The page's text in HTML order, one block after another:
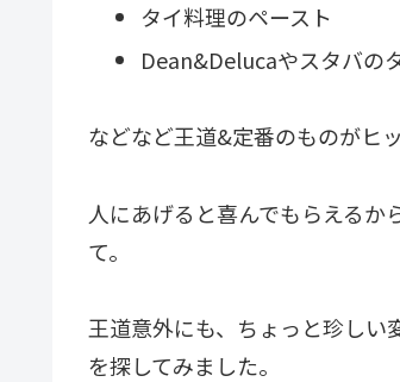
タイ料理のペースト
Dean&Delucaやスタバの
などなど王道&定番のものがヒ
人にあげると喜んでもらえるか
て。
王道意外にも、ちょっと珍しい
を探してみました。